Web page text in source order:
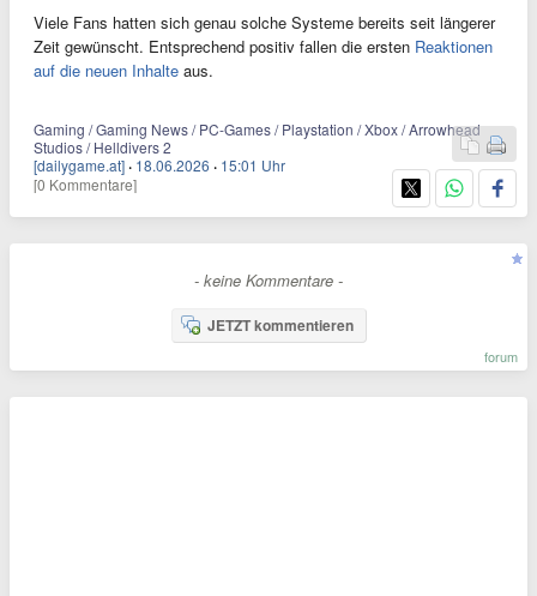
Viele Fans hatten sich genau solche Systeme bereits seit längerer
Zeit gewünscht. Entsprechend positiv fallen die ersten Reaktionen
auf die neuen Inhalte aus.
Gaming / Gaming News / PC-Games / Playstation / Xbox / Arrowhead
Studios / Helldivers 2
[dailygame.at] · 18.06.2026 · 15:01 Uhr
[0 Kommentare]
- keine Kommentare -
JETZT kommentieren
forum